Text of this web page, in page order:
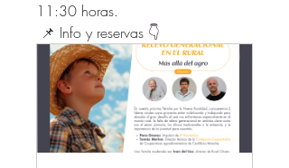
11:30 horas.
📌 Info y reservas 👇